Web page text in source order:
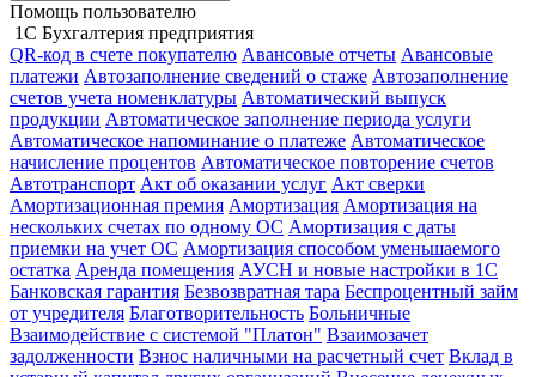
Помощь пользователю
1С Бухгалтерия предприятия
QR-код в счете покупателю Авансовые отчеты Авансовые
платежи Автозаполнение сведений о стаже Автозаполнение
счетов учета номенклатуры Автоматический выпуск
продукции Автоматическое заполнение периода услуги
Автоматическое напоминание о платеже Автоматическое
начисление процентов Автоматическое повторение счетов
Автотранспорт Акт об оказании услуг Акт сверки
Амортизационная премия Амортизация Амортизация на
нескольких счетах по одному ОС Амортизация с даты
приемки на учет ОС Амортизация способом уменьшаемого
остатка Аренда помещения АУСН и новые настройки в 1С
Банковская гарантия Безвозвратная тара Беспроцентный займ
от учредителя Благотворительность Больничные
Взаимодействие с системой "Платон" Взаимозачет
задолженности Взнос наличными на расчетный счет Вклад в